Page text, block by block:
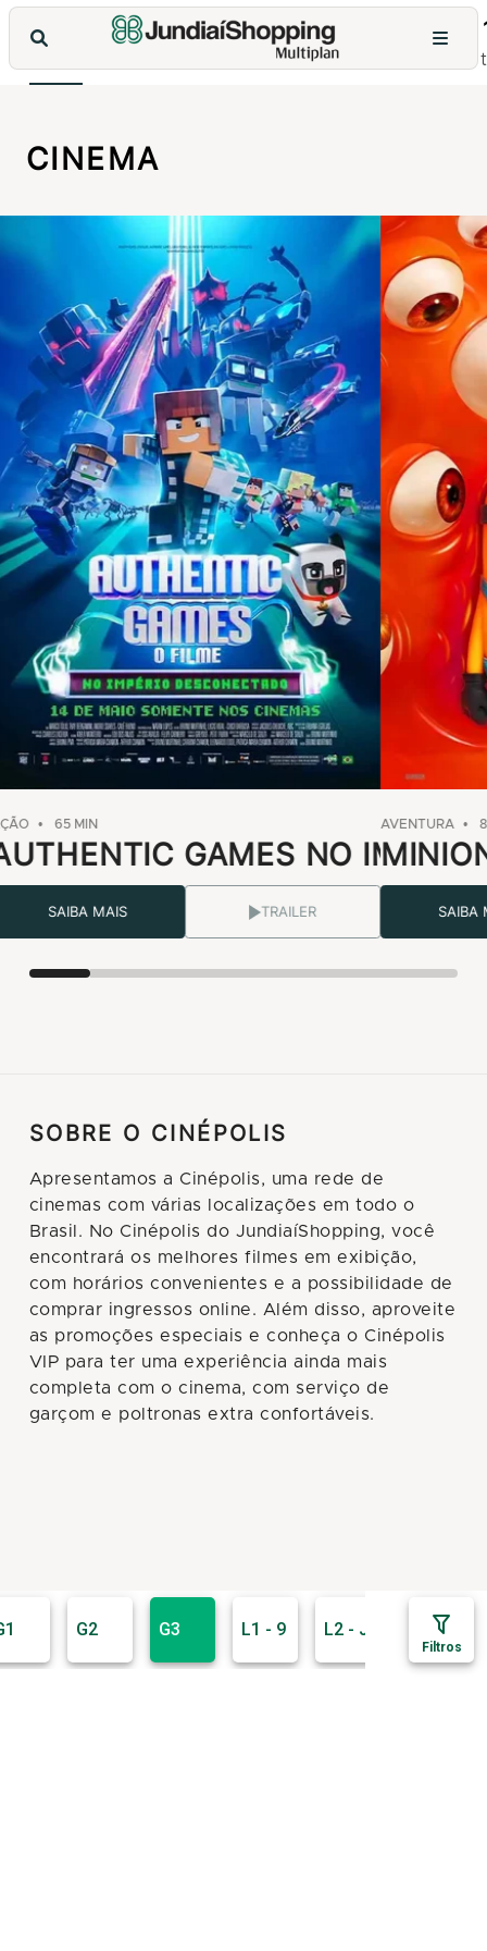
7 8 9
dom
CINEMA
65 MIN
GAMES NO
SAIBA MAIS TRAILER
AVENTURA
SAIBA
SOBRE O CINÉPOLIS
Apresentamos a Cinépolis, uma rede de
cinemas com várias localizações em todo o
Brasil. No Cinépolis do JundiaíShopping, você
encontrará os melhores filmes em exibição,
com horários convenientes e a possibilidade de
comprar ingressos online. Além disso, aproveite
as promoções especiais e conheça o Cinépolis
VIP para ter uma experiência ainda mais
completa com o cinema, com serviço de
garçom e poltronas extra confortáveis.